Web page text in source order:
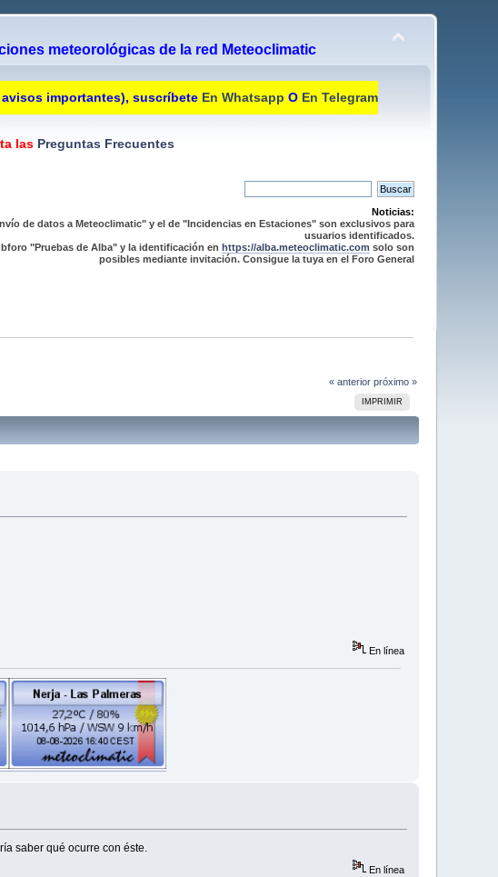
meteorológicas de la red Meteoclimatic
importantes), suscríbete En Whatsapp O En Telegram
lasPreguntas Frecuentes
Noticias:
de datos a Meteoclimatic" y el de "Incidencias en Estaciones" son exclusivos para
usuarios identificados.
"Pruebas de Alba" y la identificación en https://alba.meteoclimatic.com solo son
posibles mediante invitación. Consigue la tuya en el Foro General
« anterior próximo »
IMPRIMIR
En línea
saber qué ocurre con éste.
En línea